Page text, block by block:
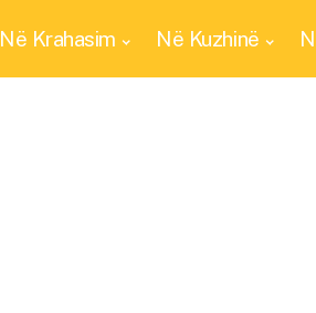
Në Krahasim Në Kuzhinë